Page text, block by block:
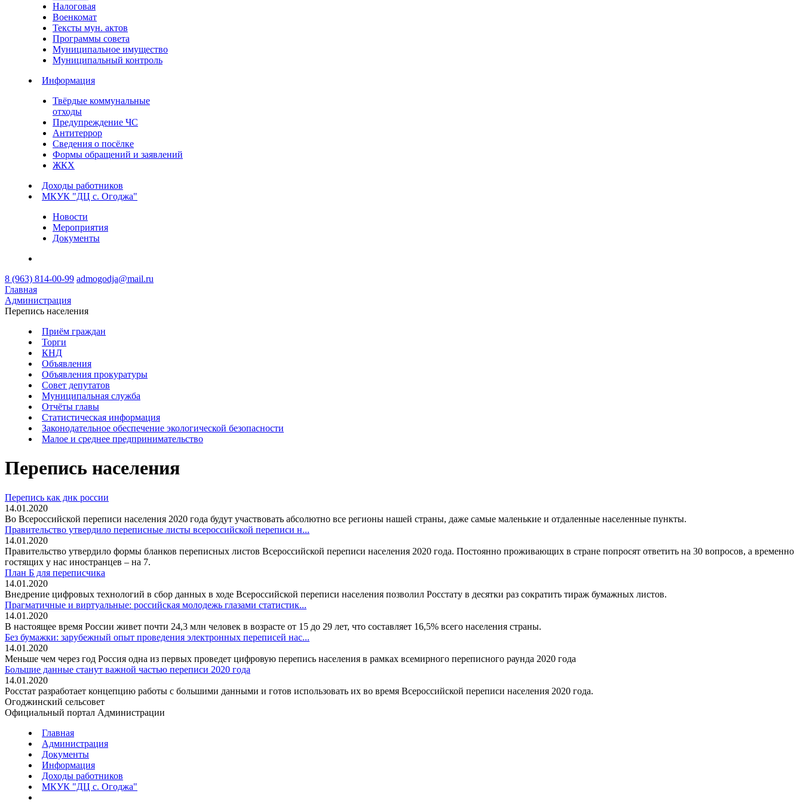
Налоговая
Военкомат
Тексты мун. актов
Программы совета
Муниципальное имущество
Муниципальный контроль
Информация
Твёрдые коммунальные
отходы
Предупреждение ЧС
Антитеррор
Сведения о посёлке
Формы обращений и заявлений
ЖКХ
Доходы работников
МКУК "ДЦ с. Огоджа"
Новости
Мероприятия
Документы
8 (963) 814-00-99 admogodja@mail.ru
Главная
Администрация
Перепись населения
Приём граждан
Торги
КНД
Объявления
Объявления прокуратуры
Совет депутатов
Муниципальная служба
Отчёты главы
Статистическая информация
Законодательное обеспечение экологической безопасности
Малое и среднее предпринимательство
Перепись населения
Перепись как днк россии
14.01.2020
Во Всероссийской переписи населения 2020 года будут участвовать абсолютно все регионы нашей страны, даже самые маленькие и отдаленные населенные пункты.
Правительство утвердило переписные листы всероссийской переписи н...
14.01.2020
Правительство утвердило формы бланков переписных листов Всероссийской переписи населения 2020 года. Постоянно проживающих в стране попросят ответить на 30 вопросов, а временно
гостящих у нас иностранцев – на 7.
План Б для переписчика
14.01.2020
Внедрение цифровых технологий в сбор данных в ходе Всероссийской переписи населения позволил Росстату в десятки раз сократить тираж бумажных листов.
Прагматичные и виртуальные: российская молодежь глазами статистик...
14.01.2020
В настоящее время России живет почти 24,3 млн человек в возрасте от 15 до 29 лет, что составляет 16,5% всего населения страны.
Без бумажки: зарубежный опыт проведения электронных переписей нас...
14.01.2020
Меньше чем через год Россия одна из первых проведет цифровую перепись населения в рамках всемирного переписного раунда 2020 года
Большие данные станут важной частью переписи 2020 года
14.01.2020
Росстат разработает концепцию работы с большими данными и готов использовать их во время Всероссийской переписи населения 2020 года.
Огоджинский сельсовет
Официальный портал Администрации
Главная
Администрация
Документы
Информация
Доходы работников
МКУК "ДЦ с. Огоджа"